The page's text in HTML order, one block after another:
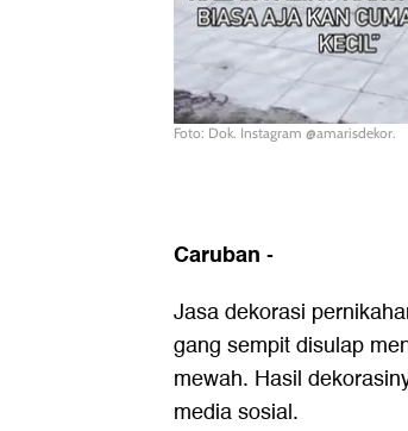
Foto: Dok. Instagram @amarisdekor.
Caruban -
Jasa dekorasi
gang sempit disulap
mewah. Hasil
media sosial.